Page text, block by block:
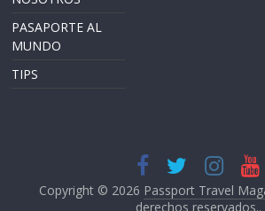
PASAPORTE AL
MUNDO
TIPS
Copyright © 2026 Passport Travel
derechos reservados..